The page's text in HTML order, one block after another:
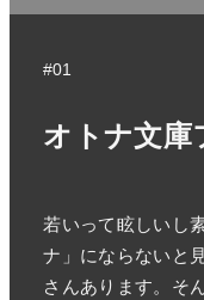
#01
オトナ文庫
若いって眩しいし
ナ」にならないと
さんあります。そ